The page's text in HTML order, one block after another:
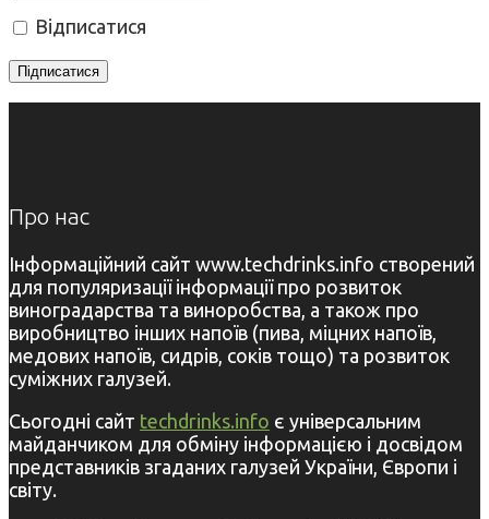
Відписатися
Про нас
Інформаційний сайт www.techdrinks.info створений
для популяризації інформації про розвиток
виноградарства та виноробства, а також про
виробництво інших напоїв (пива, міцних напоїв,
медових напоїв, сидрів, соків тощо) та розвиток
суміжних галузей.
Сьогодні сайт techdrinks.info є універсальним
майданчиком для обміну інформацією і досвідом
представників згаданих галузей України, Європи і
світу.